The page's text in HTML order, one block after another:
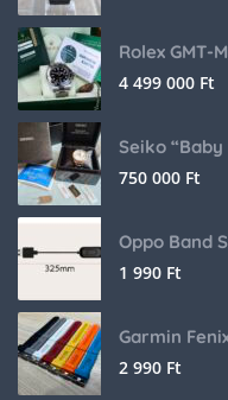
Rolex GMT-
4 499 000 Ft
750 000 Ft
Oppo Band
1 990 Ft
Garmin
2 990 Ft